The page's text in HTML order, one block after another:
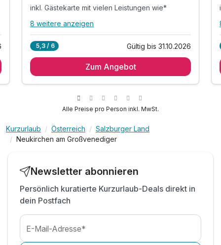
inkl. Gästekarte mit vielen Leistungen wie*
Alle Inklusivleistungen
3 x reichhaltiges Frühstück vom Buffet
*Nutzung div. Bergbahnen wie zB
*WasserWelten Krimml und Krimmler Wasserfälle
*Tagesticket für die Großglockner
*Minigolf und vieles mehr
inkl. Kaffee und Tee von 7.00 bis 17.00 Uhr
inkl. Infomaterial
inkl. WLAN-Nutzung
inkl. Parkplatz
8 weitere anzeigen
5,3 / 6 Gültig bis 31.10.2026
Zum Angebot
Alle Preise pro Person inkl. MwSt.
Kurzurlaub Österreich
Salzburger Land
Neukirchen am Großvenediger
Newsletter abonnieren
Persönlich kuratierte Kurzurlaub-Deals direkt in
dein Postfach
E-Mail-Adresse*